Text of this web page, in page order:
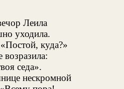
Леила
уходила.
куда?»
седа».
нескромной